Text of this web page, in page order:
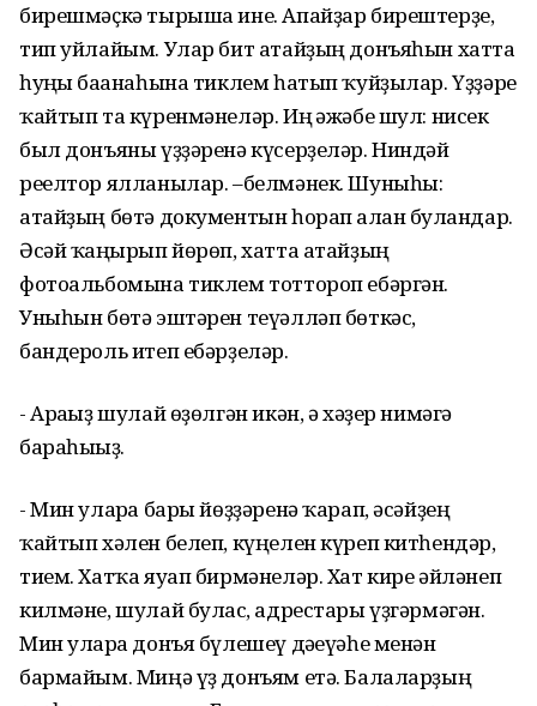
бирешмәҫкә тырыша ине. Апайҙар бирештерҙе,
тип уйлайым. Улар бит атайҙың донъяһын хатта
һуңғы бағанаһына тиклем һатып ҡуйҙылар. Үҙҙәре
ҡайтып та күренмәнеләр. Иң ғәжәбе шул: нисек
был донъяны үҙҙәренә күсерҙеләр. Ниндәй
реелтор ялланылар. –белмәнек. Шуныһы:
атайҙың бөтә документын һорап алған булғандар.
Әсәй ҡаңғырып йөрөп, хатта атайҙың
фотоальбомына тиклем тоттороп ебәргән.
Уныһын бөтә эштәрен теүәлләп бөткәс,
бандероль итеп ебәрҙеләр.
- Арағыҙ шулай өҙөлгән икән, ә хәҙер нимәгә
бараһығыҙ.
- Мин уларға бары йөҙҙәренә ҡарап, әсәйҙең
ҡайтып хәлен белеп, күңелен күреп китһендәр,
тием. Хатҡа яуап бирмәнеләр. Хат кире әйләнеп
килмәне, шулай булғас, адрестары үҙгәрмәгән.
Мин уларға донъя бүлешеү дәғеүәһе менән
бармайым. Миңә үҙ донъям етә. Балаларҙың